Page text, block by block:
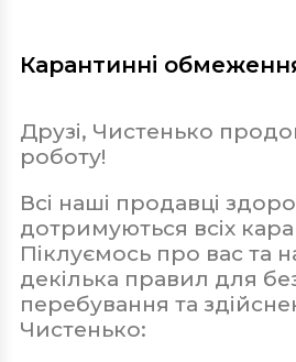
Карантинні
Друзі, Чистенько
роботу!
Всі наші продавці
дотримуються всіх
Піклуємось про вас та
декілька правил для
перебування та
Чистенько: